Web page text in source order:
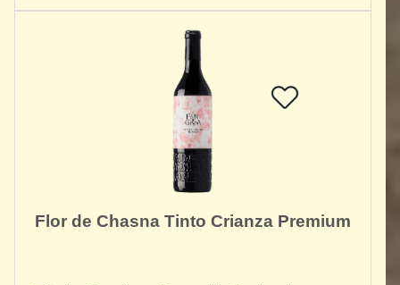
Flor de Chasna Tinto Crianza Premium